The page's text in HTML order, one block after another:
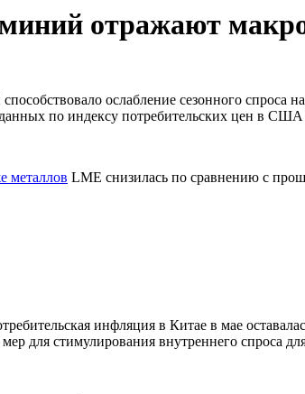
отражают
ослабление сезонного спроса
по индексу потребительских цен в
металлов LME снизилась по сравнению с
инфляция в Китае в мае
для стимулирования внутреннего спроса